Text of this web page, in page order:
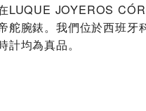
‭LUQUE JOYEROS
舵腕錶。我們位於西班牙
計均為真品。